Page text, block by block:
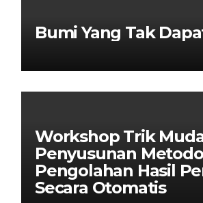
Bumi Yang Tak
Workshop Trik
Penyusunan
Pengolahan Hasil
Secara Otomatis